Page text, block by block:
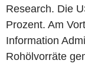
Research. Die
Prozent. Am
Information
Rohölvorräte